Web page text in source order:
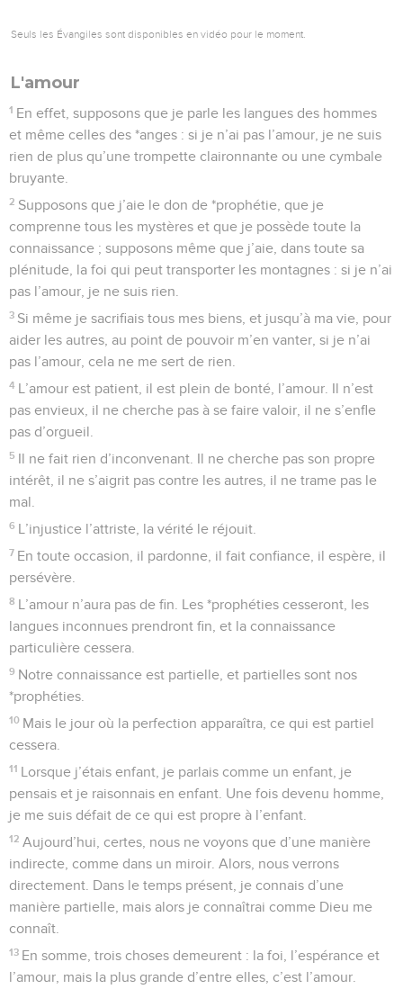
Seuls les Évangiles sont disponibles en vidéo pour le moment.
L'amour
1 En effet, supposons que je parle les langues des hommes
et même celles des *anges : si je n’ai pas l’amour, je ne suis
rien de plus qu’une trompette claironnante ou une cymbale
bruyante.
2 Supposons que j’aie le don de *prophétie, que je
comprenne tous les mystères et que je possède toute la
connaissance ; supposons même que j’aie, dans toute sa
plénitude, la foi qui peut transporter les montagnes : si je n’ai
pas l’amour, je ne suis rien.
3 Si même je sacrifiais tous mes biens, et jusqu’à ma vie, pour
aider les autres, au point de pouvoir m’en vanter, si je n’ai
pas l’amour, cela ne me sert de rien.
4 L’amour est patient, il est plein de bonté, l’amour. Il n’est
pas envieux, il ne cherche pas à se faire valoir, il ne s’enfle
pas d’orgueil.
5 Il ne fait rien d’inconvenant. Il ne cherche pas son propre
intérêt, il ne s’aigrit pas contre les autres, il ne trame pas le
mal.
6 L’injustice l’attriste, la vérité le réjouit.
7 En toute occasion, il pardonne, il fait confiance, il espère, il
persévère.
8 L’amour n’aura pas de fin. Les *prophéties cesseront, les
langues inconnues prendront fin, et la connaissance
particulière cessera.
9 Notre connaissance est partielle, et partielles sont nos
*prophéties.
10 Mais le jour où la perfection apparaîtra, ce qui est partiel
cessera.
11 Lorsque j’étais enfant, je parlais comme un enfant, je
pensais et je raisonnais en enfant. Une fois devenu homme,
je me suis défait de ce qui est propre à l’enfant.
12 Aujourd’hui, certes, nous ne voyons que d’une manière
indirecte, comme dans un miroir. Alors, nous verrons
directement. Dans le temps présent, je connais d’une
manière partielle, mais alors je connaîtrai comme Dieu me
connaît.
13 En somme, trois choses demeurent : la foi, l’espérance et
l’amour, mais la plus grande d’entre elles, c’est l’amour.